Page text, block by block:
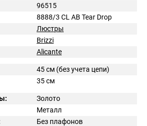
96515
8888/3 CL AB Tear Drop
Люстры
Brizzi
Alicante
45 см (без учета цепи)
35 см
Золото
Металл
Без плафонов